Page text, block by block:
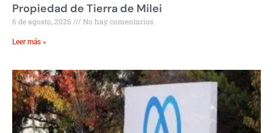
Propiedad de Tierra de Milei
6 de agosto, 2026 No hay comentarios
Leer más »